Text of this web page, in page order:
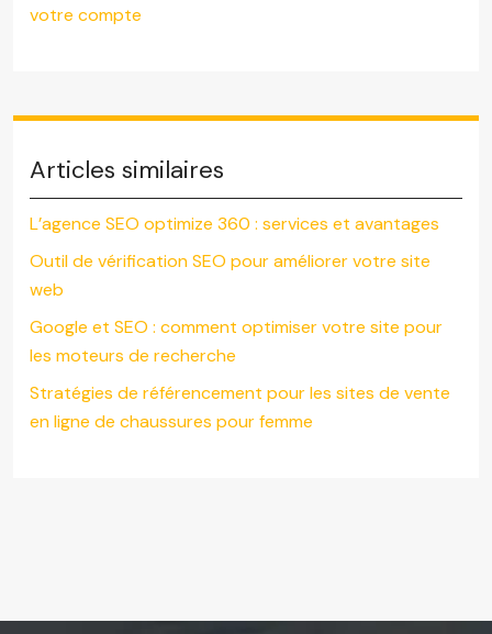
votre compte
Articles similaires
L’agence SEO optimize 360 : services et avantages
Outil de vérification SEO pour améliorer votre site
web
Google et SEO : comment optimiser votre site pour
les moteurs de recherche
Stratégies de référencement pour les sites de vente
en ligne de chaussures pour femme